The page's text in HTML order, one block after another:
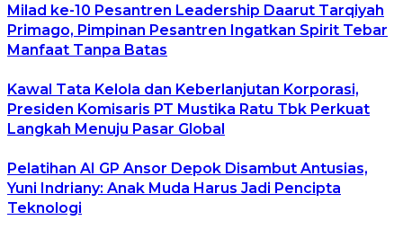
Milad ke-10 Pesantren Leadership Daarut Tarqiyah
Primago, Pimpinan Pesantren Ingatkan Spirit Tebar
Manfaat Tanpa Batas
Kawal Tata Kelola dan Keberlanjutan Korporasi,
Presiden Komisaris PT Mustika Ratu Tbk Perkuat
Langkah Menuju Pasar Global
Pelatihan AI GP Ansor Depok Disambut Antusias,
Yuni Indriany: Anak Muda Harus Jadi Pencipta
Teknologi